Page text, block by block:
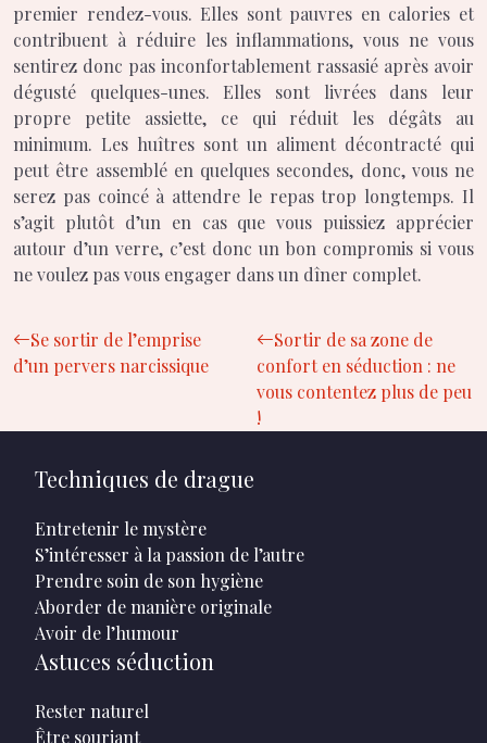
premier rendez-vous. Elles sont pauvres en calories et
contribuent à réduire les inflammations, vous ne vous
sentirez donc pas inconfortablement rassasié après avoir
dégusté quelques-unes. Elles sont livrées dans leur
propre petite assiette, ce qui réduit les dégâts au
minimum. Les huîtres sont un aliment décontracté qui
peut être assemblé en quelques secondes, donc, vous ne
serez pas coincé à attendre le repas trop longtemps. Il
s’agit plutôt d’un en cas que vous puissiez apprécier
autour d’un verre, c’est donc un bon compromis si vous
ne voulez pas vous engager dans un dîner complet.
Se sortir de l’emprise
d’un pervers narcissique
Sortir de sa zone de
confort en séduction : ne
vous contentez plus de peu
!
Techniques de drague
Entretenir le mystère
S’intéresser à la passion de l’autre
Prendre soin de son hygiène
Aborder de manière originale
Avoir de l’humour
Astuces séduction
Rester naturel
Être souriant